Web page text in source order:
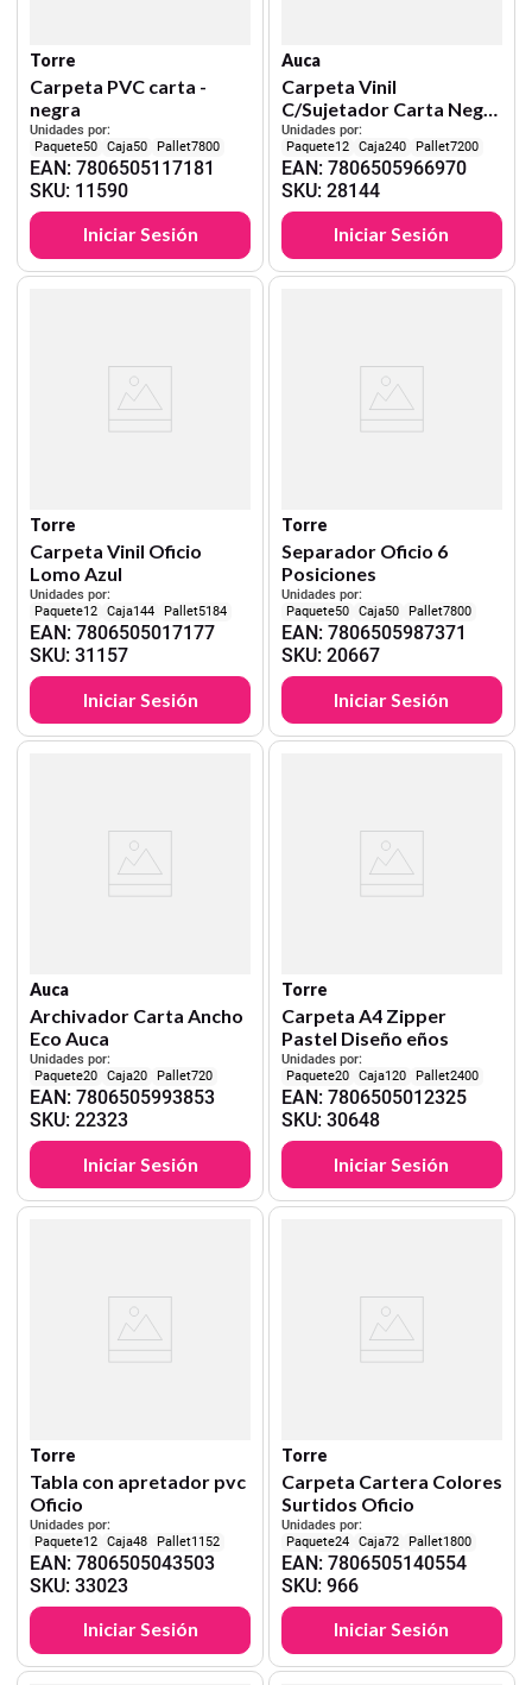
Torre
Carpeta PVC carta -
negra
Unidades por:
50
50 7800
EAN:7806505117181
SKU: 11590
Iniciar Sesión
Auca
Carpeta Vinil
C/Sujetador Carta Negra
Auca
Unidades por:
12
240 7200
EAN: 7806505966970
SKU: 28144
Iniciar Sesión
Torre
Carpeta Vinil Oficio
Lomo Azul
Unidades por:
12
144 5184
EAN:7806505017177
SKU:31157
Iniciar Sesión
Torre
Separador Oficio 6
Posiciones
Unidades por:
50
50 7800
EAN: 7806505987371
SKU: 20667
Iniciar Sesión
Auca
Archivador Carta Ancho
Eco Auca
Unidades por:
20
20 720
EAN:7806505993853
SKU:22323
Iniciar Sesión
Torre
Carpeta A4 Zipper
Pastel Diseño eños
Unidades por:
20
120 2400
EAN: 7806505012325
SKU: 30648
Iniciar Sesión
Torre
Tabla con apretador pvc
Oficio
Unidades por:
12
48 1152
EAN:7806505043503
SKU:33023
Iniciar Sesión
Torre
Carpeta Cartera Colores
Surtidos Oficio
Unidades por:
24
72 1800
EAN: 7806505140554
SKU: 966
Iniciar Sesión